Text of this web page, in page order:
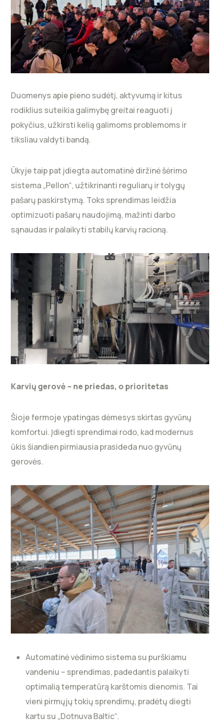
Duomenys apie pieno sudėtį, aktyvumą ir kitus
rodiklius suteikia galimybę greitai reaguoti į
pokyčius, užkirsti kelią galimoms problemoms ir
tiksliau valdyti bandą.
Ūkyje taip pat įdiegta automatinė diržinė šėrimo
sistema „Pellon“, užtikrinanti reguliarų ir tolygų
pašarų paskirstymą. Toks sprendimas leidžia
optimizuoti pašarų naudojimą, mažinti darbo
sąnaudas ir palaikyti stabilų karvių racioną.
Karvių gerovė – ne priedas, o prioritetas
Šioje fermoje ypatingas dėmesys skirtas gyvūnų
komfortui. Įdiegti sprendimai rodo, kad modernus
ūkis šiandien pirmiausia prasideda nuo gyvūnų
gerovės.
Automatinė vėdinimo sistema su purškiamu
vandeniu – sprendimas, padedantis palaikyti
optimalią temperatūrą karštomis dienomis. Tai
vieni pirmųjų tokių sprendimų, pradėtų diegti
kartu su „Dotnuva Baltic“.